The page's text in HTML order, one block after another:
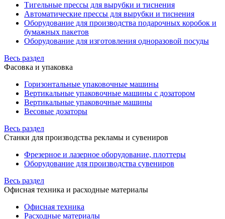
Тигельные прессы для вырубки и тиснения
Автоматические прессы для вырубки и тиснения
Оборудование для производства подарочных коробок и
бумажных пакетов
Оборудование для изготовления одноразовой посуды
Весь раздел
Фасовка и упаковка
Горизонтальные упаковочные машины
Вертикальные упаковочные машины с дозатором
Вертикальные упаковочные машины
Весовые дозаторы
Весь раздел
Станки для производства рекламы и сувениров
Фрезерное и лазерное оборудование, плоттеры
Оборудование для производства сувениров
Весь раздел
Офисная техника и расходные материалы
Офисная техника
Расходные материалы